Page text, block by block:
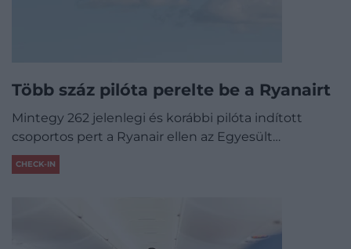
Több száz pilóta perelte be a Ryanairt
Mintegy 262 jelenlegi és korábbi pilóta indított
csoportos pert a Ryanair ellen az Egyesült…
CHECK-IN